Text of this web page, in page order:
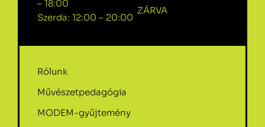
– 18:00
Szerda: 12:00 – 20:00
ZÁRVA
Rólunk
Művészetpedagógia
MODEM-gyűjtemény